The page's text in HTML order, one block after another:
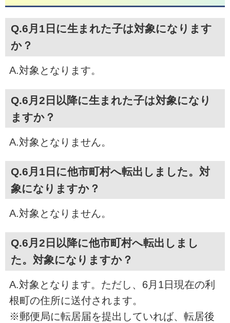
Q.6月1日に生まれた子は対象になります
か？
A.対象となります。
Q.6月2日以降に生まれた子は対象になり
ますか？
A.対象となりません。
Q.6月1日に他市町村へ転出しました。対
象になりますか？
A.対象となりません。
Q.6月2日以降に他市町村へ転出しまし
た。対象になりますか？
A.対象となります。ただし、6月1日現在の利
根町の住所に送付されます。
※郵便局に転居届を提出していれば、転居後